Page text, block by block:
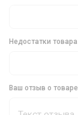
Недостатки товара
Ваш отзыв о товаре